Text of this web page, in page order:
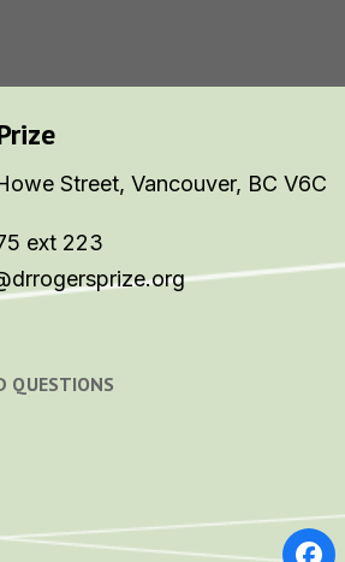
Street, Vancouver, BC V6C
ext 223
QUESTIONS